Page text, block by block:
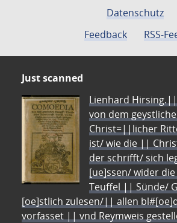
Datenschutz
Feedback
RSS-
Just scanned
Lienhard
von dem
Christ=||licher
ist/ wie die ||
der schrifft/ sich
[ue]ssen/ wider
Teuffel || Sünde/
[oe]stlich zulesen/|| allen
vorfasset || vnd Reymweis